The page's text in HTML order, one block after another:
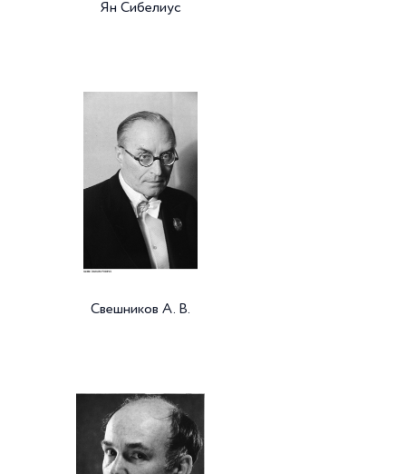
Ян Сибелиус
Свешников А. В.